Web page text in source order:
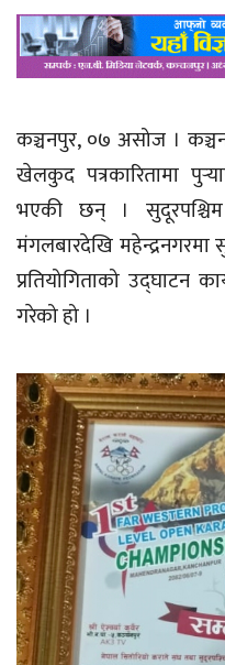
कञ्चनपुर, ०७ असोज ।
खेलकुद पत्रकारितामा
भएकी छन् ।
मंगलबारदेखि
प्रतियोगिताको उद्घाटन
गरेको हो ।